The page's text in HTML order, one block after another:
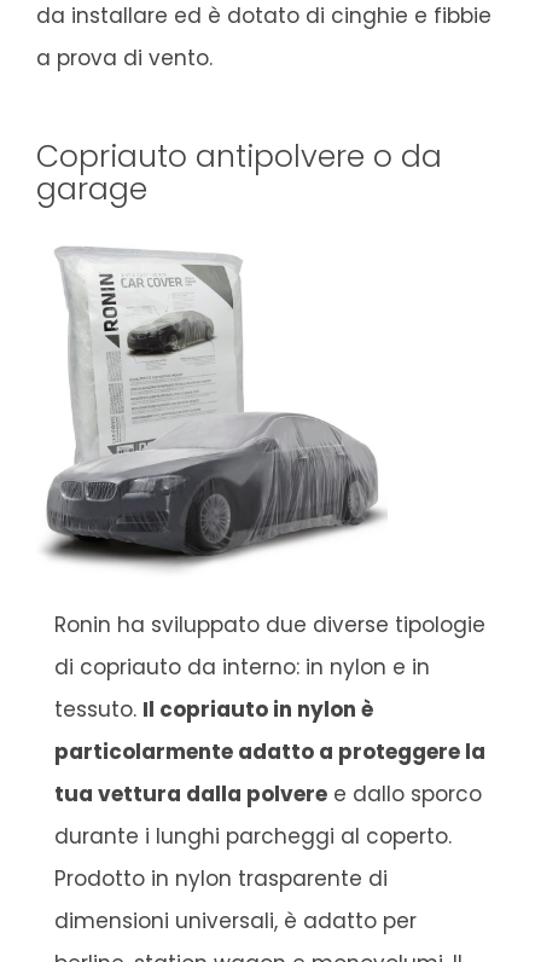
da installare ed è dotato di cinghie e fibbie
a prova di vento.
Copriauto antipolvere o da
garage
Ronin ha sviluppato due diverse tipologie
di copriauto da interno: in nylon e in
tessuto. Il copriauto in nylon è
particolarmente adatto a proteggere la
tua vettura dalla polvere e dallo sporco
durante i lunghi parcheggi al coperto.
Prodotto in nylon trasparente di
dimensioni universali, è adatto per